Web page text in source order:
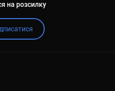
на розсилку